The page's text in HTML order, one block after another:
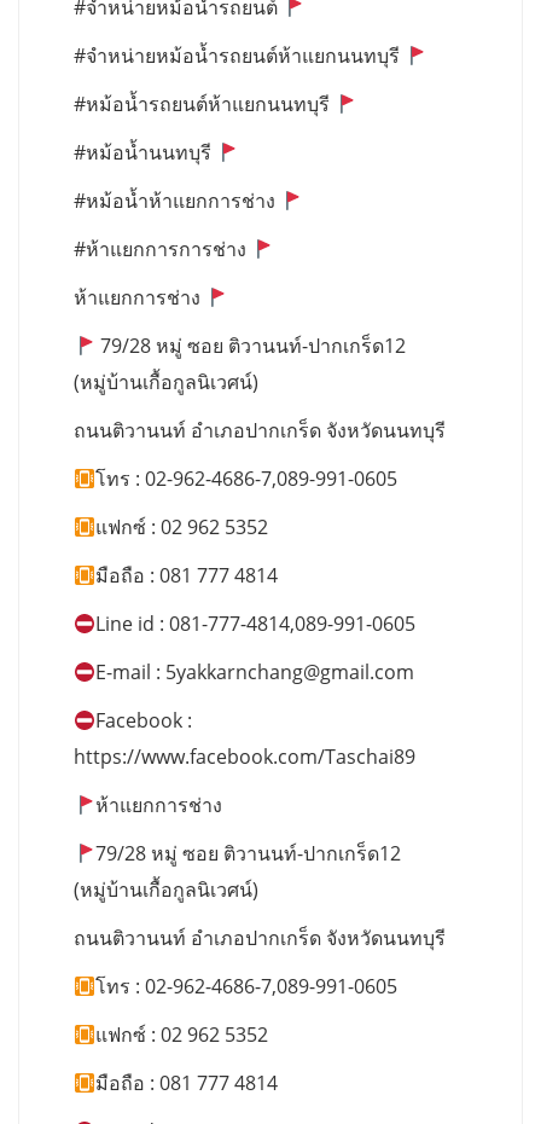
#จำหน่ายหม้อน้ำรถยนต์
#จำหน่ายหม้อน้ำรถยนต์ห้าแยกนนทบุรี
#หม้อน้ำรถยนต์ห้าแยกนนทบุรี
#หม้อน้ำนนทบุรี
#หม้อน้ำห้าแยกการช่าง
#ห้าแยกการการช่าง
ห้าแยกการช่าง
79/28 หมู่ ซอย ติวานนท์-ปากเกร็ด12
(หมู่บ้านเกื้อกูลนิเวศน์)
ถนนติวานนท์ อำเภอปากเกร็ด จังหวัดนนทบุรี
โทร : 02-962-4686-7,089-991-0605
แฟกซ์ : 02 962 5352
มือถือ : 081 777 4814
Line id : 081-777-4814,089-991-0605
E-mail : 5yakkarnchang@gmail.com
Facebook :
https://www.facebook.com/Taschai89
ห้าแยกการช่าง
79/28 หมู่ ซอย ติวานนท์-ปากเกร็ด12
(หมู่บ้านเกื้อกูลนิเวศน์)
ถนนติวานนท์ อำเภอปากเกร็ด จังหวัดนนทบุรี
โทร : 02-962-4686-7,089-991-0605
แฟกซ์ : 02 962 5352
มือถือ : 081 777 4814